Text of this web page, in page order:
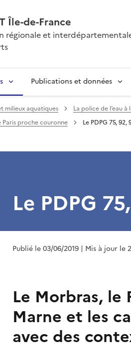
Île-de-France
régionale et
Publications et données
milieux aquatiques La police de l’eau à
Paris proche couronne
Le PDPG 75, 92,
Le PDPG
Publié le 03/06/2019 | Mis à jour le
Le Morbras, le
Marne et les
avec des